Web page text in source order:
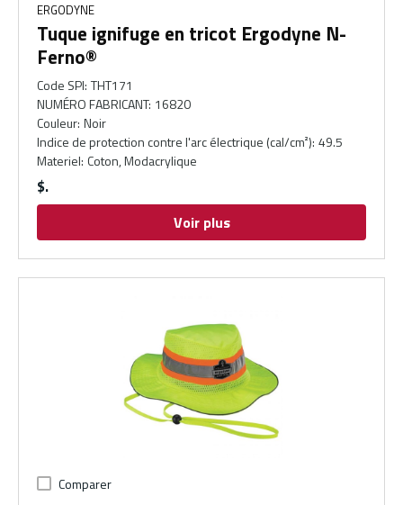
ERGODYNE
Tuque ignifuge en tricot Ergodyne N-
Ferno®
Code SPI: THT171
NUMÉRO FABRICANT: 16820
Couleur: Noir
Indice de protection contre l'arc électrique (cal/cm²): 49.5
Materiel: Coton, Modacrylique
$
Voir plus
Comparer